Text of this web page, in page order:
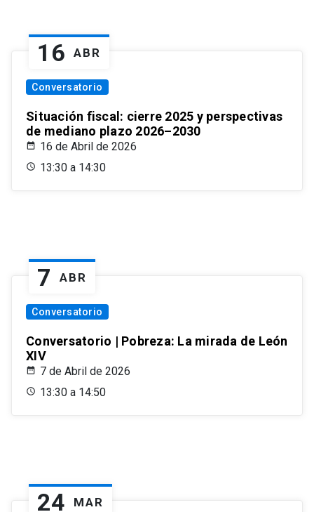
16 ABR
Conversatorio
Situación fiscal: cierre 2025 y perspectivas
de mediano plazo 2026–2030
16 de Abril de 2026
13:30 a 14:30
7 ABR
Conversatorio
Conversatorio | Pobreza: La mirada de León
XIV
7 de Abril de 2026
13:30 a 14:50
24 MAR